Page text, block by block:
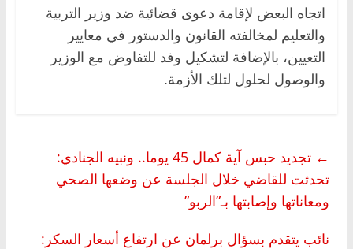
اتجاه البعض لإقامة دعوى قضائية ضد وزير التربية
والتعليم لمخالفته القانون والدستور في معايير
التعيين، بالإضافة لتشكيل وفد للتفاوض مع الوزير
والوصول لحلول لتلك الأزمة.
←
تجديد حبس آية كمال 45 يوما.. ونبيه الجنادي:
تحدثت للقاضي خلال الجلسة عن وضعها الصحي
ومعاناتها وإصابتها بـ”الربو”
نائب يتقدم بسؤال برلمان عن ارتفاع أسعار السكر: